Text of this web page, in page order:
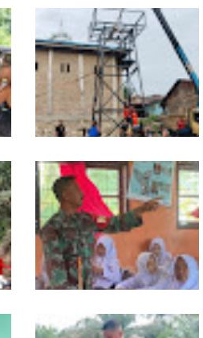
Progres TNI AD Manunggal Air
Dikebut, Babinsa dan Warga
Dirikan Tower Polytank di
Belegen Mulia